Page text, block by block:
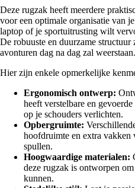
Deze rugzak heeft meerdere
voor een optimale organisatie van
laptop of je sportuitrusting wilt
De robuuste en duurzame
avonturen dag na dag zal weerstaan.
Hier zijn enkele opmerkelijke
Ergonomisch ontwerp:
heeft verstelbare en
op je schouders verlichten.
Opbergruimte:
hoofdruimte en extra vakken
spullen.
Hoogwaardige materialen:
deze rugzak is ontworpen
kunnen.